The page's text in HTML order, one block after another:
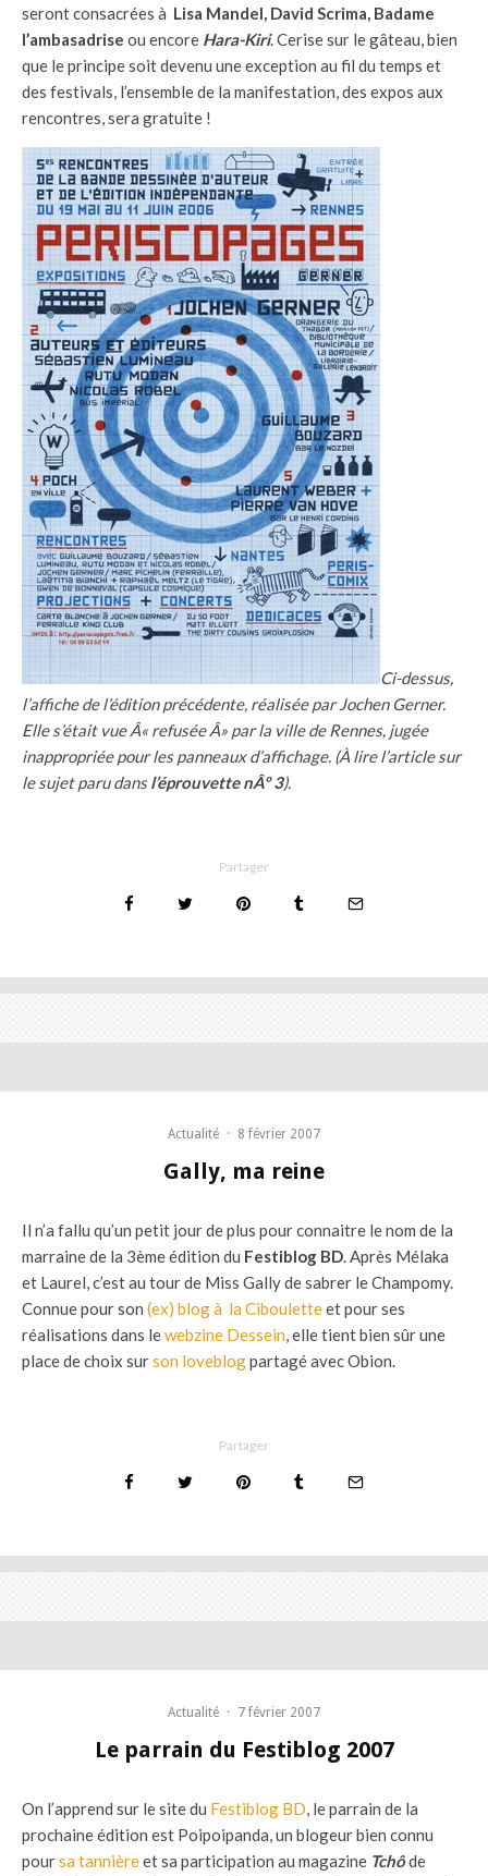
seront consacrées à Lisa Mandel, David Scrima, Badame
l’ambasadrise ou encore Hara-Kiri. Cerise sur le gâteau, bien
que le principe soit devenu une exception au fil du temps et
des festivals, l’ensemble de la manifestation, des expos aux
rencontres, sera gratuite !
Ci-dessus,
l’affiche de l’édition précédente, réalisée par Jochen Gerner.
Elle s’était vue Â« refusée Â» par la ville de Rennes, jugée
inappropriée pour les panneaux d’affichage. (À lire l’article sur
le sujet paru dansl’éprouvette nÂº 3).
Partager
Actualité · 8 février 2007
Gally, ma reine
Il n’a fallu qu’un petit jour de plus pour connaitre le nom de la
marraine de la 3ème édition du Festiblog BD. Après Mélaka
et Laurel, c’est au tour de Miss Gally de sabrer le Champomy.
Connue pour son (ex) blog à la Cibouletteet pour ses
réalisations dans lewebzine Dessein, elle tient bien sûr une
place de choix surson loveblogpartagé avec Obion.
Partager
Actualité · 7 février 2007
Le parrain du Festiblog 2007
On l’apprend sur le site du Festiblog BD, le parrain de la
prochaine édition est Poipoipanda, un blogeur bien connu
poursa tannièreet sa participation au magazine Tchôde